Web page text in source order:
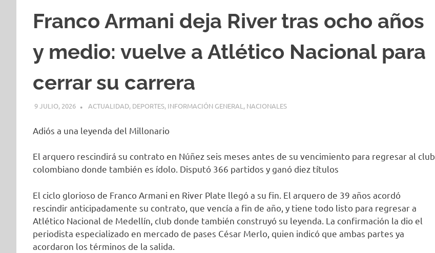
Franco Armani deja River tras ocho años
y medio: vuelve a Atlético Nacional para
cerrar su carrera
9 JULIO, 2026 H P
ACTUALIDAD, DEPORTES, INFORMACIÓN GENERAL , NACIONALES
Adiós a una leyenda del Millonario
El arquero rescindirá su contrato en Núñez seis meses antes de su vencimiento para regresar al club
colombiano donde también es ídolo. Disputó 366 partidos y ganó diez títulos
El ciclo glorioso de Franco Armani en River Plate llegó a su fin. El arquero de 39 años acordó
rescindir anticipadamente su contrato, que vencía a fin de año, y tiene todo listo para regresar a
Atlético Nacional de Medellín, club donde también construyó su leyenda. La confirmación la dio el
periodista especializado en mercado de pases César Merlo, quien indicó que ambas partes ya
acordaron los términos de la salida.